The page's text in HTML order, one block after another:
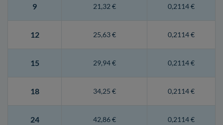
9 21,32 € 0,2114 €
12 25,63 € 0,2114 €
15 29,94 € 0,2114 €
18 34,25 € 0,2114 €
24 42,86 € 0,2114 €